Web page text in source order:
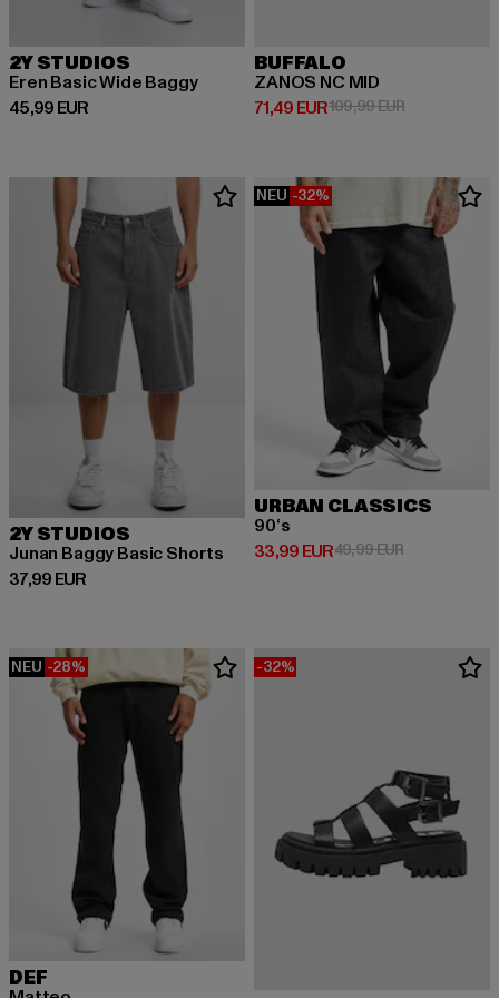
2Y STUDIOS
Eren Basic Wide Baggy
45,99 EUR
Derzeitiger Preis: 45,99 EUR
BUFFALO
ZANOS NC MID
71,49 EUR
Derzeitiger Preis: 71,49 EUR
109,99 EURAktionspreis:
2Y STUDIOS
Junan Baggy Basic Shorts
37,99 EUR
Derzeitiger Preis: 37,99 EUR
NEU -32%
URBAN CLASSICS
90‘s
33,99 EUR
Derzeitiger Preis: 33,99 EUR
49,99 EURAktionspreis:
NEU -28%
DEF
-32%